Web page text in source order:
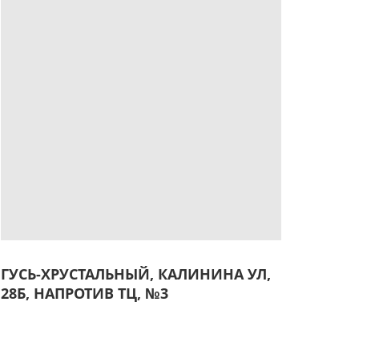
ГУСЬ-ХРУСТАЛЬНЫЙ, КАЛИНИНА УЛ,
28Б, НАПРОТИВ ТЦ, №3